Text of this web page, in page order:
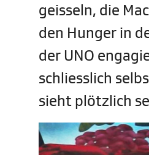
geisseln, die
den Hunger in
der UNO
schliesslich
sieht plötzlich